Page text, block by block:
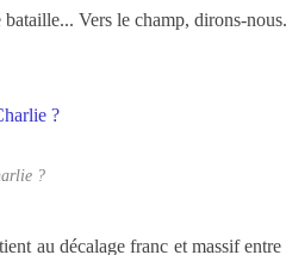
Vers le champ, dirons-nous.
?
au décalage franc et massif